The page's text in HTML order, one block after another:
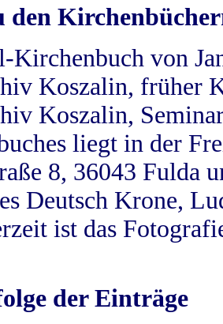
den
Kirchenbuch von
Koszalin, früher
Koszalin,
liegt in der
8, 36043 Fulda
Deutsch Krone,
ist das
der Einträge